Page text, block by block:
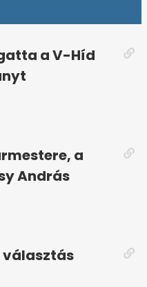
a V-Híd
a
András
választás